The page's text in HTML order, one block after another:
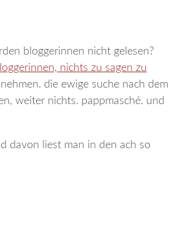
bloggerinnen nicht gelesen?
nichts zu sagen zu
die ewige suche nach dem
weiter nichts. pappmasché. und
davon liest man in den ach so